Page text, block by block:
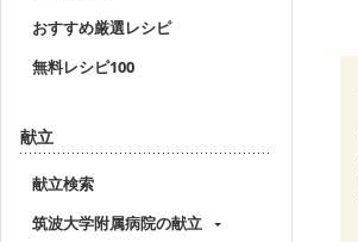
おすすめ厳選レシピ
無料レシピ100
献立
献立検索
筑波大学附属病院の献立